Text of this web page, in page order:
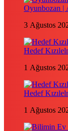
Oyunbozan |
3 Ağustos
Hedef
1 Ağustos
Hedef
1 Ağustos